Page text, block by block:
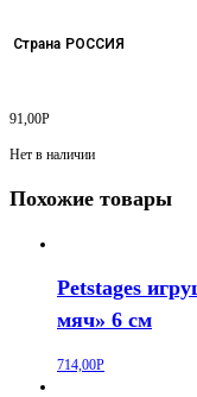
Страна РОССИЯ
91,00Р
Нет в наличии
Похожие товары
Petstages
мяч» 6 см
714,00Р